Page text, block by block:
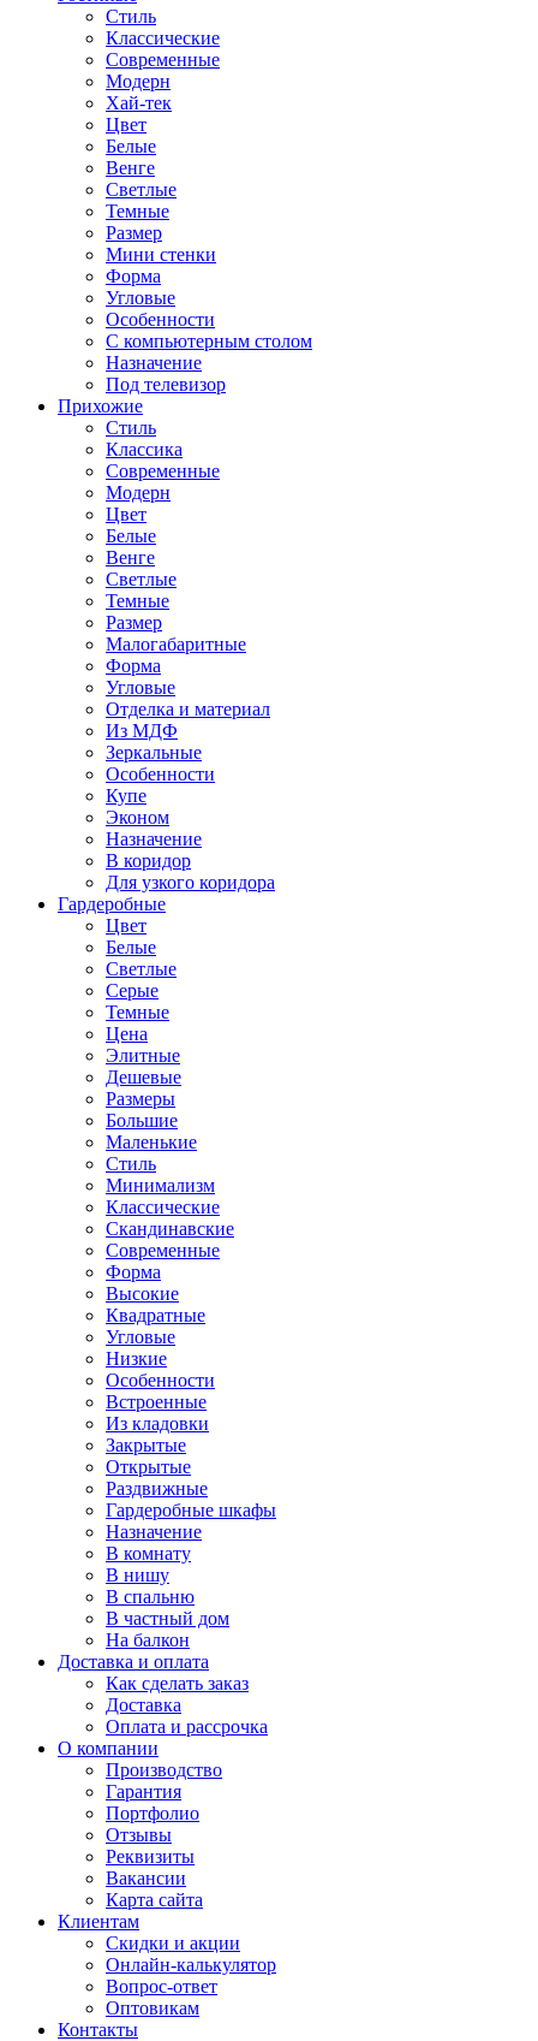
Стиль
Классические
Современные
Модерн
Хай-тек
Цвет
Белые
Венге
Светлые
Темные
Размер
Мини стенки
Форма
Угловые
Особенности
С компьютерным столом
Назначение
Под телевизор
Прихожие
Стиль
Классика
Современные
Модерн
Цвет
Белые
Венге
Светлые
Темные
Размер
Малогабаритные
Форма
Угловые
Отделка и материал
Из МДФ
Зеркальные
Особенности
Купе
Эконом
Назначение
В коридор
Для узкого коридора
Гардеробные
Цвет
Белые
Светлые
Серые
Темные
Цена
Элитные
Дешевые
Размеры
Большие
Маленькие
Стиль
Минимализм
Классические
Скандинавские
Современные
Форма
Высокие
Квадратные
Угловые
Низкие
Особенности
Встроенные
Из кладовки
Закрытые
Открытые
Раздвижные
Гардеробные шкафы
Назначение
В комнату
В нишу
В спальню
В частный дом
На балкон
Доставка и оплата
Как сделать заказ
Доставка
Оплата и рассрочка
О компании
Производство
Гарантия
Портфолио
Отзывы
Реквизиты
Вакансии
Карта сайта
Клиентам
Скидки и акции
Онлайн-калькулятор
Вопрос-ответ
Оптовикам
Контакты